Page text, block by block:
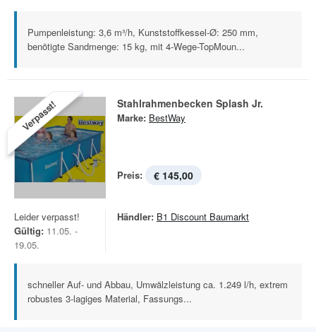
Pumpenleistung: 3,6 m³/h, Kunststoffkessel-Ø: 250 mm,
benötigte Sandmenge: 15 kg, mit 4-Wege-TopMoun...
Verpasst! Stahlrahmenbecken Splash Jr.
Marke: BestWay
Preis: € 145,00
Leider verpasst!
Gültig: 11.05. -
19.05.
Händler: B1 Discount Baumarkt
schneller Auf- und Abbau, Umwälzleistung ca. 1.249 l/h, extrem
robustes 3-lagiges Material, Fassungs...